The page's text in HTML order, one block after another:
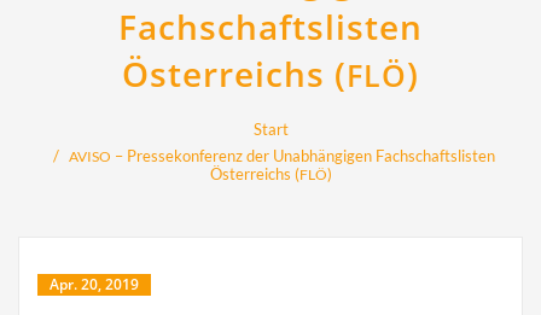
Fachschaftslisten
Österreichs (FLÖ)
Start
AVISO – Pressekonferenz der Unabhängigen Fachschaftslisten
Österreichs (FLÖ)
Apr. 20, 2019